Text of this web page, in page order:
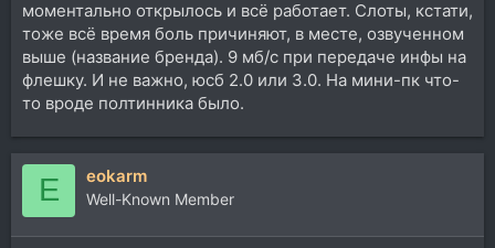
моментально открылось и всё работает. Слоты, кстати,
тоже всё время боль причиняют, в месте, озвученном
выше (название бренда). 9 мб/с при передаче инфы на
флешку. И не важно, юсб 2.0 или 3.0. На мини-пк что-
то вроде полтинника было.
E eokarm
Well-Known Member